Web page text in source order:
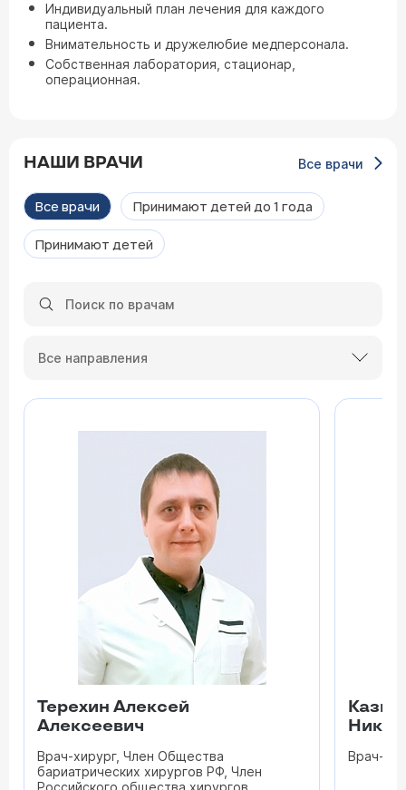
Индивидуальный план лечения для каждого
пациента.
Внимательность и дружелюбие медперсонала.
Собственная лаборатория, стационар,
операционная.
НАШИ ВРАЧИ Все врачи
Все врачи Принимают детей до 1 года
Принимают детей
Все направления
Терехин Алексей
Алексеевич
Врач-хирург, Член Общества
бариатрических хирургов РФ, Член
Российского общества хирургов,
Врач-